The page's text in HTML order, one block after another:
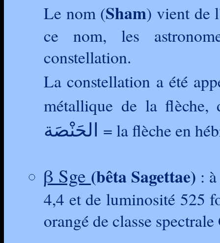
Le nom (Sham) vient de
ce nom, les
constellation.
La constellation a été
métallique de la
= la flèche en
β Sge (bêta Sagettae) :
4,4 et de luminosité 525
orangé de classe spectrale